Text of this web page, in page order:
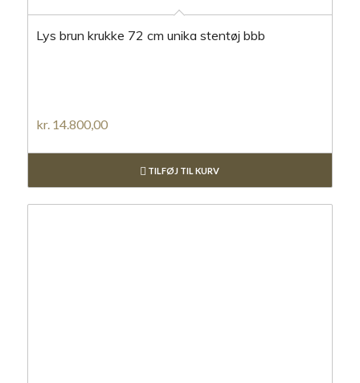
Lys brun krukke 72 cm unika stentøj bbb
kr. 14.800,00
TILFØJ TIL KURV